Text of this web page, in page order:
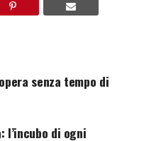
senza tempo di
l’incubo di ogni